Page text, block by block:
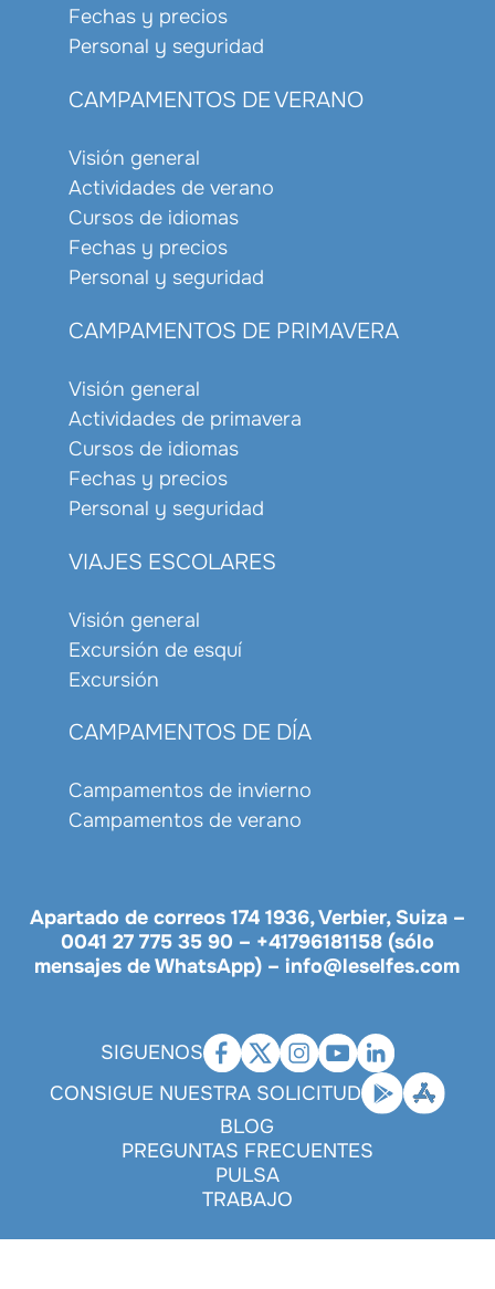
Fechas y precios
Personal y seguridad
CAMPAMENTOS DE VERANO
Visión general
Actividades de verano
Cursos de idiomas
Fechas y precios
Personal y seguridad
CAMPAMENTOS DE PRIMAVERA
Visión general
Actividades de primavera
Cursos de idiomas
Fechas y precios
Personal y seguridad
VIAJES ESCOLARES
Visión general
Excursión de esquí
Excursión
CAMPAMENTOS DE DÍA
Campamentos de invierno
Campamentos de verano
Apartado de correos 174 1936, Verbier, Suiza –
0041 27 775 35 90 – +41796181158 (sólo
mensajes de WhatsApp) –info@leselfes.com
SIGUENOS
CONSIGUE NUESTRA SOLICITUD
BLOG
PREGUNTAS FRECUENTES
PULSA
TRABAJO